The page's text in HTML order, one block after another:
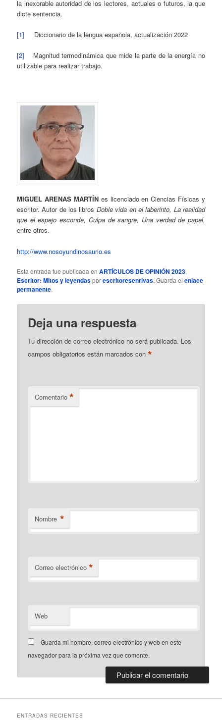
la inexorable autoridad de los lectores, actuales o futuros, la que
dicte sentencia.
[1] Diccionario de la lengua española, actualización 2022
[2] Magnitud termodinámica que mide la parte de la energía no
utilizable para realizar trabajo.
MIGUEL ARENAS MARTÍNes licenciado en Ciencias Físicas y
escritor. Autor de los libros Doble vida en el laberinto, La realidad
que el espejo esconde, Culpa de sangre, Una verdad de papel,
entre otros.
http://www.nosoyundinosaurio.es
Esta entrada fue publicada enARTÍCULOS DE OPINIÓN 2023,
Escritor: Mitos y leyendasporescritoresenrivas. Guarda elenlace
permanente.
Deja una respuesta
Tu dirección de correo electrónico no será publicada. Los
campos obligatorios están marcados con*
Comentario *
Nombre *
Correo electrónico *
Web
Guarda mi nombre, correo electrónico y web en este
navegador para la próxima vez que comente.
ENTRADAS RECIENTES